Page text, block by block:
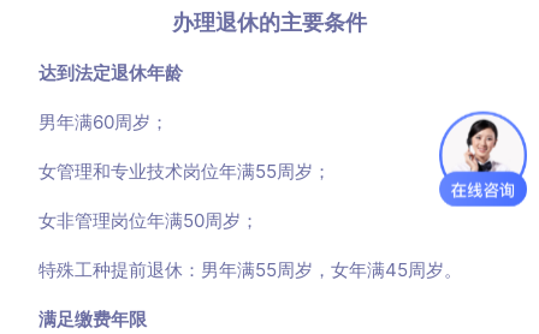
办理退休的主要条件
达到法定退休年龄
男年满60周岁；
女管理和专业技术岗位年满55周岁；
女非管理岗位年满50周岁；
特殊工种提前退休：男年满55周岁，女年满45周岁。
满足缴费年限